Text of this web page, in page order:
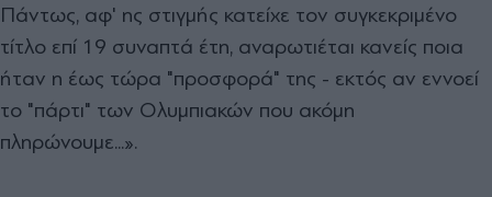
Πάντως, αφ' ης στιγμής κατείχε τον συγκεκριμένο
τίτλο επί 19 συναπτά έτη, αναρωτιέται κανείς ποια
ήταν η έως τώρα "προσφορά" της - εκτός αν εννοεί
το "πάρτι" των Ολυμπιακών που ακόμη
πληρώνουμε...».